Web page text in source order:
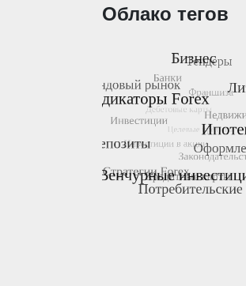
Облако тегов